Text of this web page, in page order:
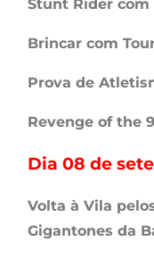
Stunt Rider
Brincar com
Prova de
Revenge of the
Dia 08 de
Volta à Vila
Gigantones da